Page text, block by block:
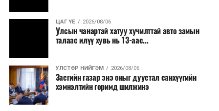
ЦАГ ҮЕ 2026/08/06
Улсын чанартай хатуу хучилттай авто замын
талаас илүү хувь нь 13-аас...
УЛСТӨР НИЙГЭМ 2026/08/06
Засгийн газар энэ оныг дуустал санхүүгийн
хэмнэлтийн горимд шилжинэ